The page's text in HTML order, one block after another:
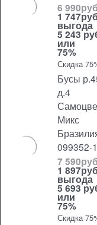
6 990
1 747
выгода
5 243
или
75%
Скидка
Бусы
д.4
Микс
099352-1
7 590
1 897
выгода
5 693
или
75%
Скидка